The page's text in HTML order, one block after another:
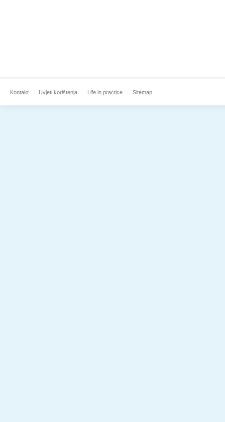
Kontakt Uvjeti korištenja Life in practice Sitemap